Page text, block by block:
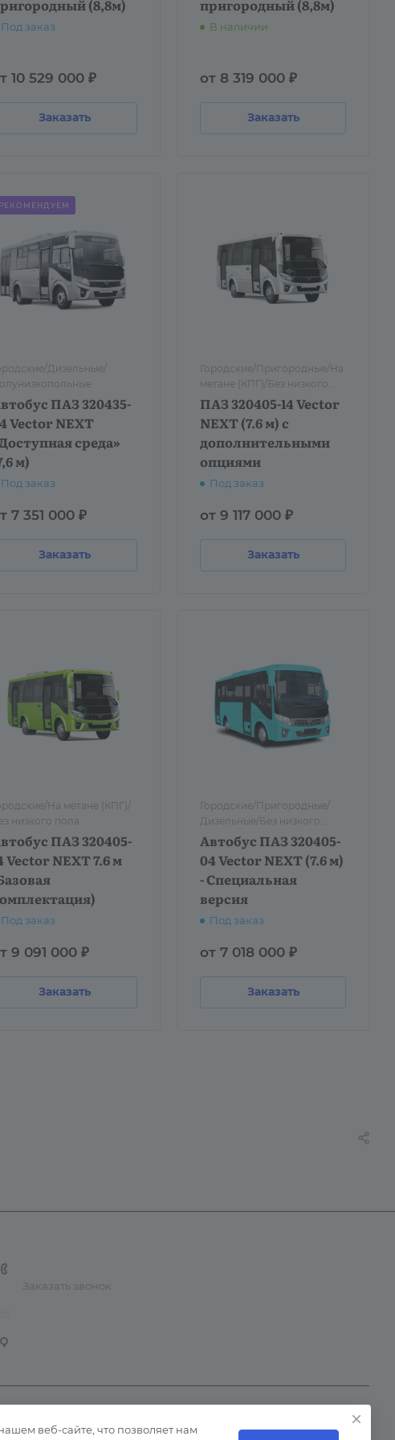
(8,8м)
Под заказ
10 529 000 ₽
Заказать
пригородный (8,8м)
В наличии
от 8 319 000 ₽
Заказать
РЕКОМЕНДУЕМ
Дизельные/
ПАЗ 320435-
Vector NEXT
среда»
м)
Под заказ
7 351 000 ₽
Заказать
Городские/Пригородные/На
метане (КПГ)/Без низкого
пола
ПАЗ 320405-14 Vector
NEXT (7.6 м) с
дополнительными
опциями
Под заказ
от 9 117 000 ₽
Заказать
На метане (КПГ)/
низкого пола
ПАЗ 320405-
Vector NEXT 7.6 м
Под заказ
9 091 000 ₽
Заказать
Городские/Пригородные/
Дизельные/Без низкого
пола
Автобус ПАЗ 320405-
04 Vector NEXT (7.6 м)
- Специальная
версия
Под заказ
от 7 018 000 ₽
Заказать
Заказать звонок
веб-сайте, что позволяет нам